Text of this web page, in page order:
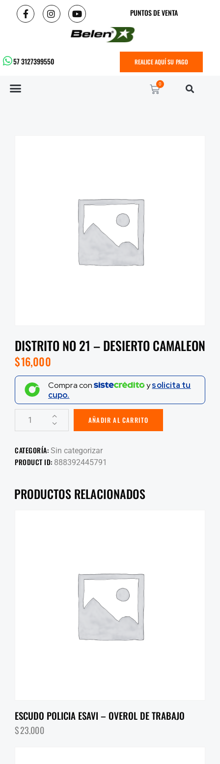
PUNTOS DE VENTA
57 3127399550 REALICE AQUÍ SU PAGO
0
DISTRITO NO 21 – DESIERTO CAMALEON
$16,000
Compra con ysolicita tu
cupo.
AÑADIR AL CARRITO
CATEGORÍA: Sin categorizar
PRODUCT ID: 888392445791
PRODUCTOS RELACIONADOS
ESCUDO POLICIA ESAVI – OVEROL DE TRABAJO
$23,000